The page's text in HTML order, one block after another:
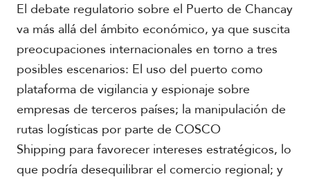
El debate regulatorio sobre el Puerto de Chancay
va más allá del ámbito económico, ya que suscita
preocupaciones internacionales en torno a tres
posibles escenarios: El uso del puerto como
plataforma de vigilancia y espionaje sobre
empresas de terceros países; la manipulación de
rutas logísticas por parte de COSCO
Shipping para favorecer intereses estratégicos, lo
que podría desequilibrar el comercio regional; y